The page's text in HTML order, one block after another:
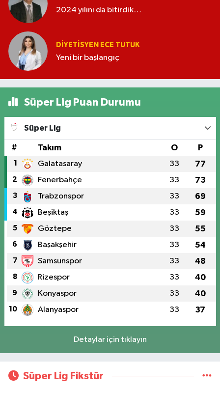
2024 yılını da bitirdik…
DIYETISYEN ECE TUTUK
Yeni bir başlangıç
Süper Lig Puan Durumu
Süper Lig
# Takım O P
1 Galatasaray 33 77
2 Fenerbahçe 33 73
3 Trabzonspor 33 69
4 Beşiktaş 33 59
5 Göztepe 33 55
6 Başakşehir 33 54
7 Samsunspor 33 48
8 Rizespor 33 40
9 Konyaspor 33 40
10 Alanyaspor 33 37
Detaylar için tıklayın
Süper Lig Fikstür